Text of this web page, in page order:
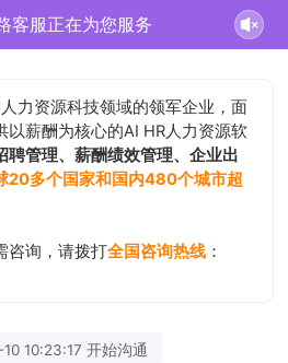
客服正在为您服务
力资源科技领域的领军企业，面
以薪酬为核心的AI HR人力资源软
聘管理、薪酬绩效管理、企业出
20多个国家和国内480个城市超
咨询，请拨打全国咨询热线 ：
10:23:17 开始沟通